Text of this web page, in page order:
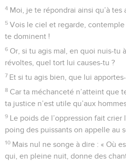
4 Moi, je te répondrai ainsi qu’à tes
5 Vois le ciel et regarde,
te dominent !
6 Or, si tu agis mal, en quoi nuis-tu
révoltes, quel tort lui causes-tu ?
7 Et si tu agis bien, que lui
8 Car ta méchanceté n’atteint que
ta justice n’est utile qu’aux
9 Le poids de l’oppression fait crier
poing des puissants on appelle au
10 Mais nul ne songe à dire : « Où
qui, en pleine nuit, donne des